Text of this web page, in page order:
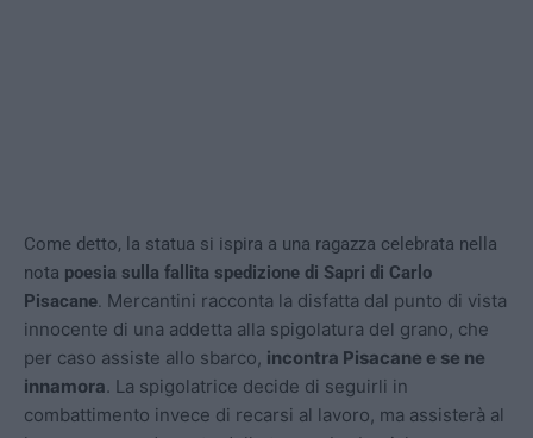
Come detto, la statua si ispira a una ragazza celebrata nella
nota poesia sulla fallita spedizione di Sapri di Carlo
Pisacane. Mercantini racconta la disfatta dal punto di vista
innocente di una addetta alla spigolatura del grano, che
per caso assiste allo sbarco, incontra Pisacane e se ne
innamora. La spigolatrice decide di seguirli in
combattimento invece di recarsi al lavoro, ma assisterà al